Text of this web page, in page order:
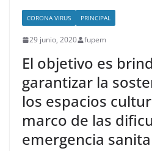
CORONA VIRUS PRINCIPAL
29 junio, 2020 fupem
El objetivo es
garantizar la
los espacios
marco de las
emergencia